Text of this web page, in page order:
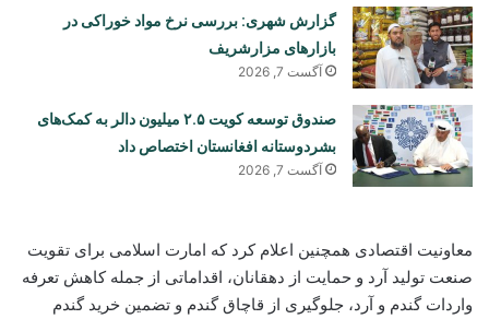
گزارش شهری: بررسی نرخ مواد خوراکی در
بازارهای مزارشریف
آگست 7, 2026
صندوق توسعه کویت ۲.۵ میلیون دالر به کمک‌های
بشردوستانه افغانستان اختصاص داد
آگست 7, 2026
معاونیت اقتصادی همچنین اعلام کرد که امارت اسلامی برای تقویت
صنعت تولید آرد و حمایت از دهقانان، اقداماتی از جمله کاهش تعرفه
واردات گندم و آرد، جلوگیری از قاچاق گندم و تضمین خرید گندم